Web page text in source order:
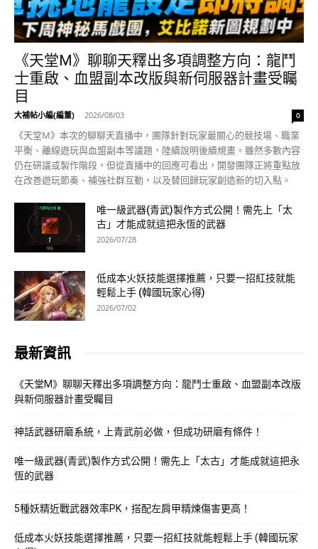
《天堂M》聊聊天釋出多項調整方向：龍鬥
士重啟、血盟副本改版與新伺服器計畫受矚
目
大補帖小編(編董) - 2026/08/03 0
《天堂M》本次的聊聊天直播中，團隊針對玩家最關心的競技場、職業
平衡、離線遊玩與血盟副本等議題，陸續說明後續規畫。雖然多數內容
仍在研議或製作階段，但從直播中的回應可看出，開發團隊正將重點放
在改善遊玩節奏、補強社群互動，以及替回歸玩家創造新的切入點。
唯一級武器(青武)製作方式公開！需先上「太
古」才能成就這把永恆的武器
2026/07/28
低成本火妖技能選擇推薦，只要一招紅技就能
輕鬆上手 (韓國玩家心得)
2026/07/02
最新資訊
《天堂M》聊聊天釋出多項調整方向：龍鬥士重啟、血盟副本改版
與新伺服器計畫受矚目
神話武器研磨系統，上青武前必做，但成功研磨有條件！
唯一級武器(青武)製作方式公開！需先上「太古」才能成就這把永
恆的武器
5種妖精近戰武器效率PK，搭配左肩甲精煉傷害更高！
低成本火妖技能選擇推薦，只要一招紅技就能輕鬆上手 (韓國玩家